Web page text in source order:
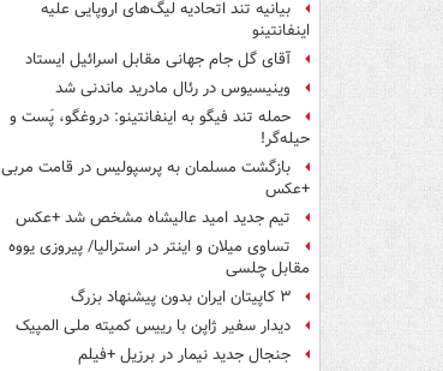
بیانیه تند اتحادیه لیگ‌های اروپایی علیه
اینفانتینو
آقای گل جام جهانی مقابل اسرائیل ایستاد
وینیسیوس در رئال مادرید ماندنی شد
حمله تند فیگو به اینفانتینو: دروغگو، پَست‌ و
حیله‌گر!
بازگشت مسلمان به پرسپولیس در قامت مربی
+عکس
تیم جدید امید عالیشاه مشخص شد +عکس
تساوی میلان و اینتر در استرالیا/ پیروزی یووه
مقابل چلسی
۳ کاپیتان ایران بدون پیشنهاد بزرگ
دیدار سفیر ژاپن با رییس کمیته ملی المپیک
جنجال جدید نیمار در برزیل +فیلم